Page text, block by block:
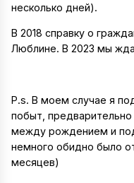
несколько дней).
В 2018 справку о
Люблине. В 2023 мы
P.s. В моем случае я
побыт,
между рождением и
немного обидно было
месяцев)